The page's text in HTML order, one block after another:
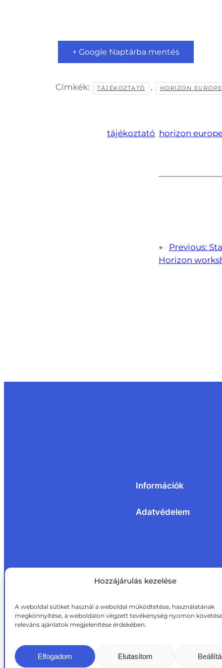
Hozzájárulás kezelése
A weboldal sütiket használ a weboldal működtetése, használatának
megkönnyítése, a weboldalon végzett tevékenység nyomon
releváns ajánlatok megjelenítése érdekében.
Elfogadom Elutasítom
+ Google Naptárba mentés
Címkék: TÁJÉKOZTATÓ , HORIZON EUROPE
tájékoztató horizon
← Previous:
Horizon
Információk
Adatvédelem